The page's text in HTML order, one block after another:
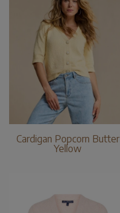
Cardigan Popcorn Butter
Yellow